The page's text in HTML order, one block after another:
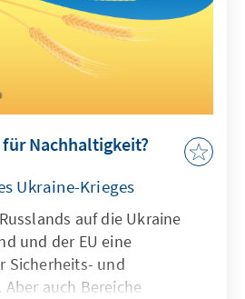
Nachhaltigkeit?
Ukraine-Krieges
auf die Ukraine
und der EU eine
Sicherheits- und
auch Bereiche